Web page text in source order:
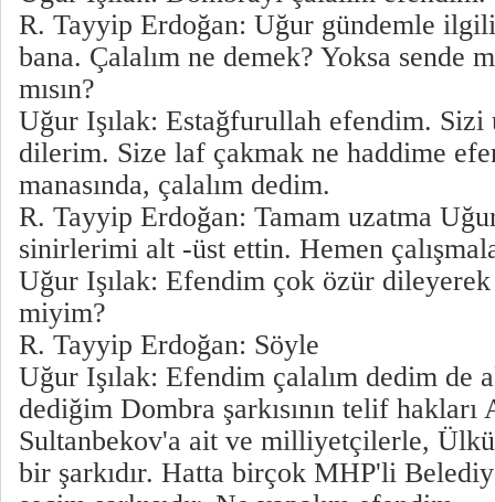
R. Tayyip Erdoğan: Uğur gündemle
bana. Çalalım ne demek? Yoksa sende
mısın?
Uğur Işılak: Estağfurullah efendim. Sizi
dilerim. Size laf çakmak ne haddime
manasında, çalalım dedim.
R. Tayyip Erdoğan: Tamam uzatma
sinirlerimi alt -üst ettin. Hemen
Uğur Işılak: Efendim çok özür
miyim?
R. Tayyip Erdoğan: Söyle
Uğur Işılak: Efendim çalalım dedim de
dediğim Dombra şarkısının telif hakları
Sultanbekov'a ait ve milliyetçilerle,
bir şarkıdır. Hatta birçok MHP'li